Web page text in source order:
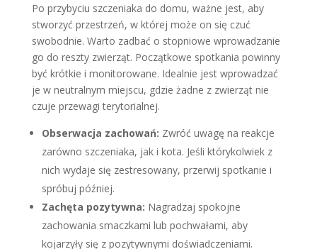
Po przybyciu szczeniaka do domu, ważne jest, aby
stworzyć przestrzeń, w której może on się czuć
swobodnie. Warto zadbać o stopniowe wprowadzanie
go do reszty zwierząt. Początkowe spotkania powinny
być krótkie i monitorowane. Idealnie jest wprowadzać
je w neutralnym miejscu, gdzie żadne z zwierząt nie
czuje przewagi terytorialnej.
Obserwacja zachowań: Zwróć uwagę na reakcje
zarówno szczeniaka, jak i kota. Jeśli którykolwiek z
nich wydaje się zestresowany, przerwij spotkanie i
spróbuj później.
Zachęta pozytywna: Nagradzaj spokojne
zachowania smaczkami lub pochwałami, aby
kojarzyły się z pozytywnymi doświadczeniami.